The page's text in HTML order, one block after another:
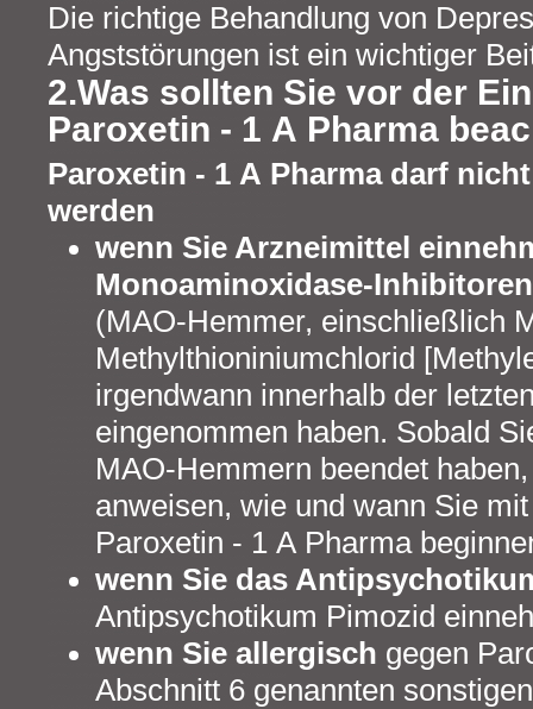
Die richtige Behandlung von
Angststörungen ist ein wichtiger
2.Was sollten Sie vor der
Paroxetin - 1 A Pharma
Paroxetin - 1 A Pharma darf
werden
wenn Sie Arzneimittel
Monoaminoxidase-
(MAO-Hemmer, einschließlich
Methylthioniniumchlorid
irgendwann innerhalb der
eingenommen haben. Sobald
MAO-Hemmern beendet
anweisen, wie und wann Sie
Paroxetin - 1 A Pharma
wenn Sie das
Antipsychotikum Pimozid
wenn Sie allergisch gegen
Abschnitt 6 genannten